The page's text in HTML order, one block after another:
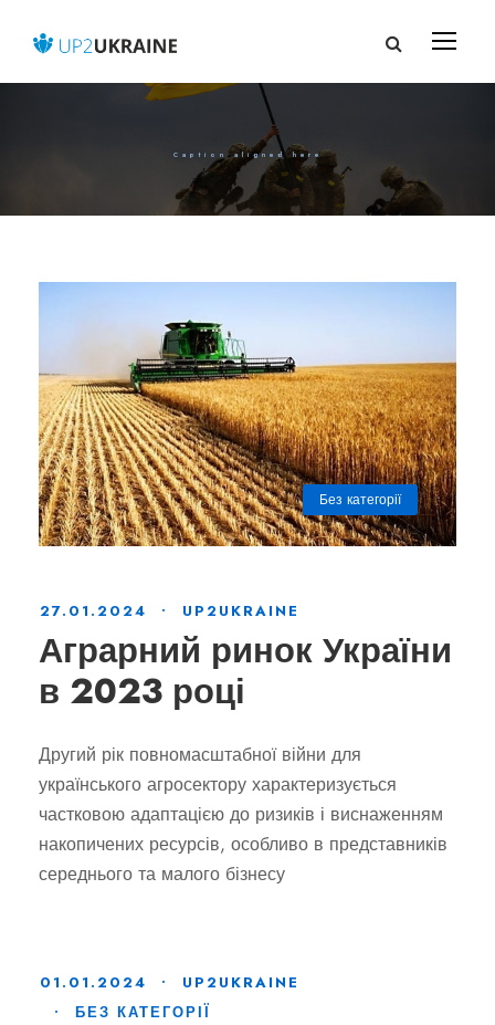
Caption aligned here
Без категорії
27.01.2024 • UP2UKRAINE
Аграрний ринок України
в 2023 році
Другий рік повномасштабної війни для
українського агросектору характеризується
частковою адаптацією до ризиків і виснаженням
накопичених ресурсів, особливо в представників
середнього та малого бізнесу
01.01.2024 •
UP2UKRAINE
•
БЕЗ КАТЕГОРІЇ